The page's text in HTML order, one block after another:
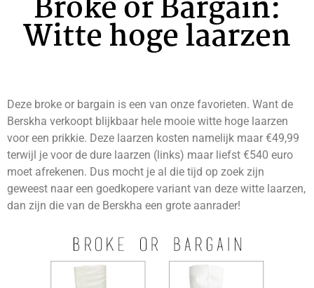
Broke or Bargain:
Witte hoge laarzen
Deze broke or bargain is een van onze favorieten. Want de
Berskha verkoopt blijkbaar hele mooie witte hoge laarzen
voor een prikkie. Deze laarzen kosten namelijk maar €49,99
terwijl je voor de dure laarzen (links) maar liefst €540 euro
moet afrekenen. Dus mocht je al die tijd op zoek zijn
geweest naar een goedkopere variant van deze witte laarzen,
dan zijn die van de Berskha een grote aanrader!